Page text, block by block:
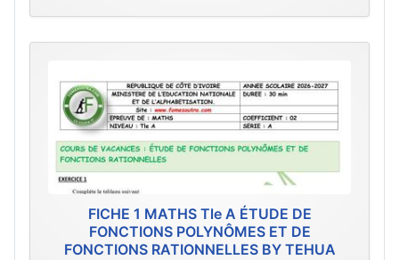
FICHE 1 MATHS Tle A ÉTUDE DE
FONCTIONS POLYNÔMES ET DE
FONCTIONS RATIONNELLES BY TEHUA